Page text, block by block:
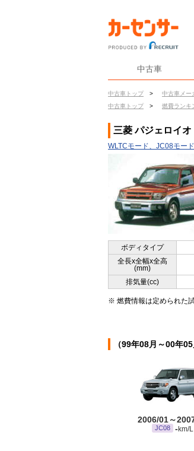
中古車
中古車トップ > 中古車メー
中古車トップ
> 燃費ランキ
三菱 パジェロイ
WLTCモード、JC08モー
ボディタイプ
全長x全幅x全高
(mm)
排気量(cc)
※ 燃費情報は定められた
（99年08月～00年
2006/01～
JC08 - km/L